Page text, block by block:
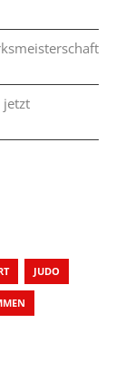
jetzt
JUDO